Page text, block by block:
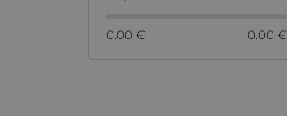
0.00 € 0.00 €